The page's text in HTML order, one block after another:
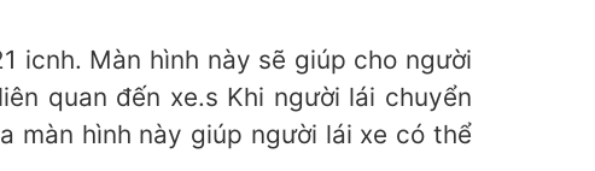
icnh. Màn hình này sẽ giúp cho người
quan đến xe.s Khi người lái chuyển
màn hình này giúp người lái xe có thể